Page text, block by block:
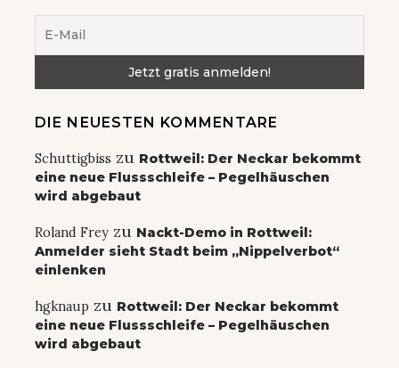
DIE NEUESTEN KOMMENTARE
Schuttigbiss zu Rottweil: Der Neckar bekommt
eine neue Flussschleife – Pegelhäuschen
wird abgebaut
Roland Frey zu Nackt-Demo in Rottweil:
Anmelder sieht Stadt beim „Nippelverbot“
einlenken
hgknaup zu Rottweil: Der Neckar bekommt
eine neue Flussschleife – Pegelhäuschen
wird abgebaut